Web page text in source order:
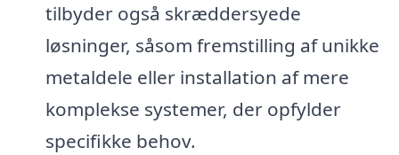
tilbyder også skræddersyede
løsninger, såsom fremstilling af unikke
metaldele eller installation af mere
komplekse systemer, der opfylder
specifikke behov.